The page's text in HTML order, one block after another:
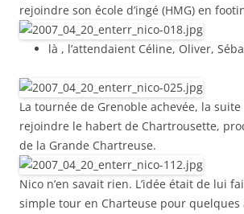
rejoindre son école d’ingé (HMG) en
là , l’attendaient Céline, Oliver,
La tournée de Grenoble achevée, la
rejoindre le habert de Chartrousette,
de la Grande Chartreuse.
Nico n’en savait rien. L’idée était de lui
simple tour en Charteuse pour quelques